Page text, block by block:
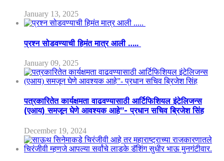
January 13, 2025
प्रश्न सोडवण्याची हिमंत मात्र आली …..
January 09, 2025
पत्रकारितेत कार्यक्षमता वाढवण्यासाठी आर्टिफिशियल इंटेलिजन्स
(एआय) समजून घेणे आवश्यक आहे”- प्रधान सचिव ब्रिजेश सिंह
December 19, 2024